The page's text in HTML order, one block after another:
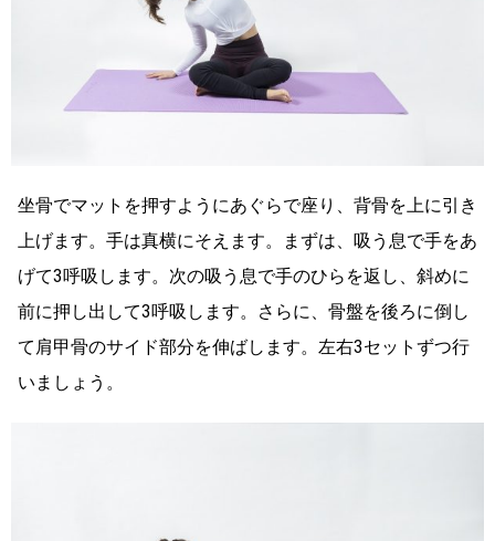
坐骨でマットを押すようにあぐらで座り、背骨を上に引き
上げます。手は真横にそえます。まずは、吸う息で手をあ
げて3呼吸します。次の吸う息で手のひらを返し、斜めに
前に押し出して3呼吸します。さらに、骨盤を後ろに倒し
て肩甲骨のサイド部分を伸ばします。左右3セットずつ行
いましょう。